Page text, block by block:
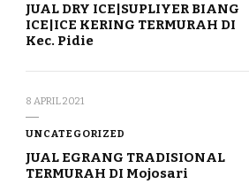
JUAL DRY ICE|SUPLIYER BIANG
ICE|ICE KERING TERMURAH DI
Kec. Pidie
8 APRIL 2021
UNCATEGORIZED
JUAL EGRANG TRADISIONAL
TERMURAH DI Mojosari